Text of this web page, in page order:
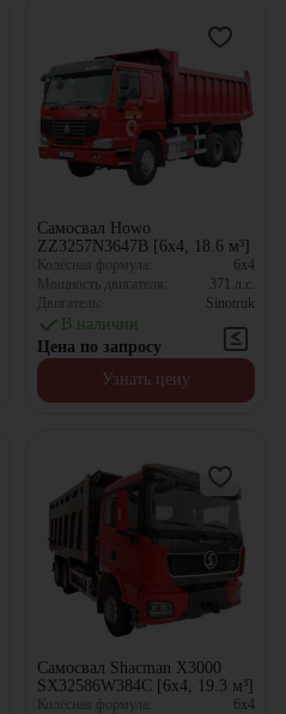
Самосвал Howo
ZZ3257N3647B [6x4, 18.6 м³]
Колёсная формула:
6x4
Мощность двигателя:
371 л.с.
Двигатель:
Sinotruk
В наличии
Цена по запросу
Узнать цену
Самосвал Shacman X3000
SX32586W384C [6x4, 19.3 м³]
Колёсная формула:
6x4